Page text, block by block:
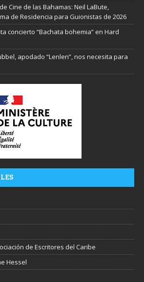
Cine de las Bahamas: Neil LaBute,
de Residencia para Guionistas de 2026
concierto “Bachata bohemia” en Hard
apodado “Lenlen”, nos necesita para
de Escritores del Caribe
Hessel